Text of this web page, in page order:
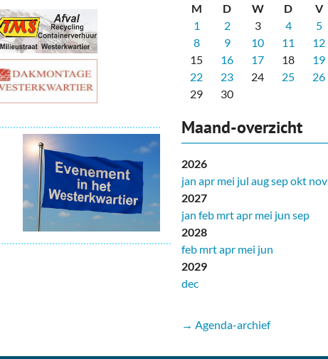
M
D W D V
1
2 3 4 5
8
9 10 11 12
15
16 17 18 19
22
23 24 25 26
29
30
Maand-overzicht
2026
jan apr mei jul augsepokt nov
2027
jan feb mrtapr mei jun sep
2028
feb mrtapr mei jun
2029
dec
→ Agenda-archief